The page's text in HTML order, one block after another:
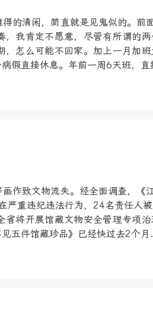
的清闲，简直就是见鬼似的。前
我肯定不愿意，尽管有所谓的
怎么可能不回家。加上一月加
假直接休息。年前一周6天班，
作致文物流失。经全面调查，《
严重违纪违法行为，24名责任人
将开展馆藏文物安全管理专项
五件馆藏珍品》已经快过去2个